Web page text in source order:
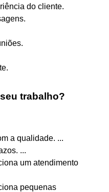
do cliente.
trabalho?
a qualidade. ...
...
um atendimento
pequenas